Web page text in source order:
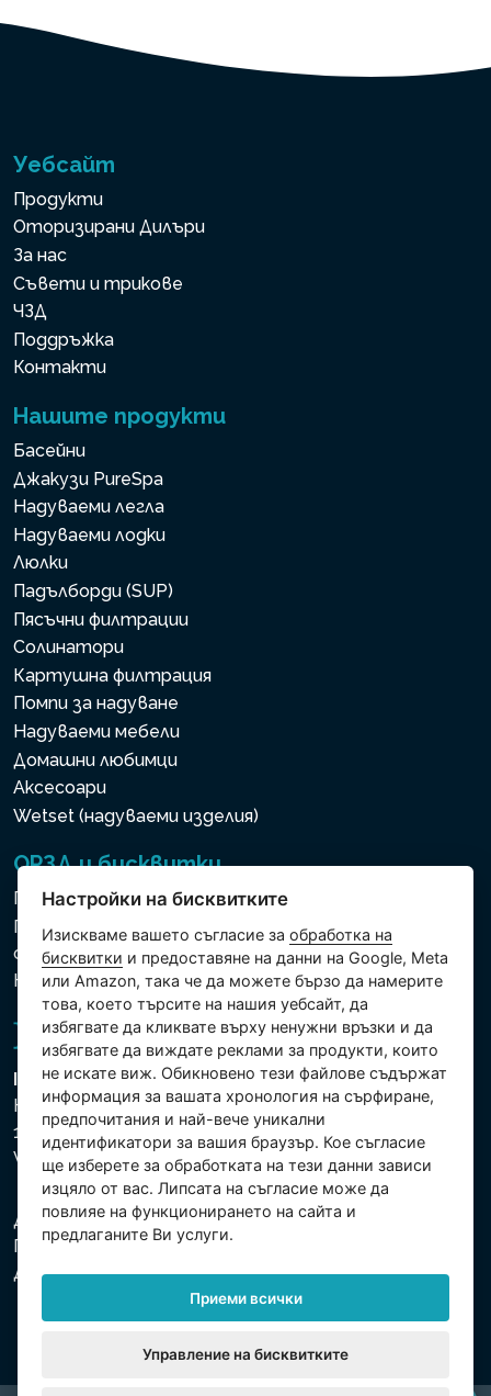
Уебсайт
Продукти
Оторизирани Дилъри
За нас
Съвети и трикове
ЧЗД
Поддръжка
Контакти
Нашите продукти
Басейни
Джакузи PureSpa
Надуваеми легла
Надуваеми лодки
Люлки
Падълборди (SUP)
Пясъчни филтрации
Солинатори
Картушна филтрация
Помпи за надуване
Надуваеми мебели
Домашни любимци
Аксесоари
Wetset (надуваеми изделия)
ОРЗД и бисквитки
Политика за използване на бисквитки
Политика за защита на личните и други
обработвани данни
Настройки на бисквитките
Intex Trading, s.r.o.
Hradecká 2526/3
130 00 Praha 3
Vinohrady - Česká republika
Дружеството е регистрирано в Градския съд в
Прага, раздел С, партида 74759. Ид.№: 26150808,
Данъчен Ид.№: CZ26150808.
Настройки на бисквитките
Изискваме вашето съгласие заобработка на
бисквитки и предоставяне на данни на Google, Meta
или Amazon, така че да можете бързо да намерите
това, което търсите на нашия уебсайт, да
избягвате да кликвате върху ненужни връзки и да
избягвате да виждате реклами за продукти, които
не искате виж. Обикновено тези файлове съдържат
информация за вашата хронология на сърфиране,
предпочитания и най-вече уникални
идентификатори за вашия браузър. Кое съгласие
ще изберете за обработката на тези данни зависи
изцяло от вас. Липсата на съгласие може да
повлияе на функционирането на сайта и
предлаганите Ви услуги.
Приеми всички
Управление на бисквитките